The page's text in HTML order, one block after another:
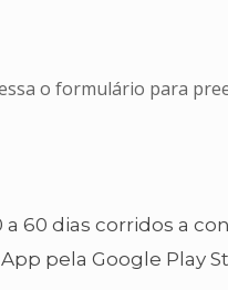
o formulário para
a 60 dias corridos a
pela Google Play